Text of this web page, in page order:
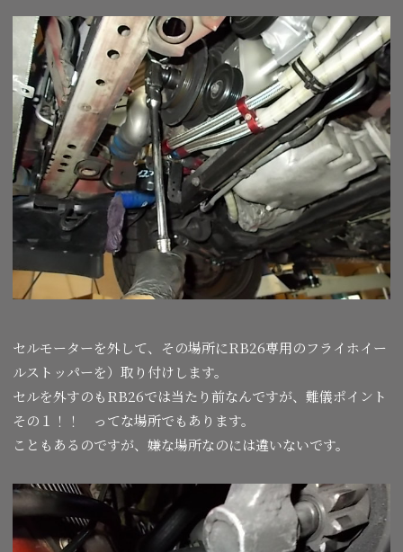
セルモーターを外して、その場所にRB26専用のフライホイー
ルストッパーを）取り付けします。
セルを外すのもRB26では当たり前なんですが、難儀ポイント
その１！！ ってな場所でもあります。
こともあるのですが、嫌な場所なのには違いないです。